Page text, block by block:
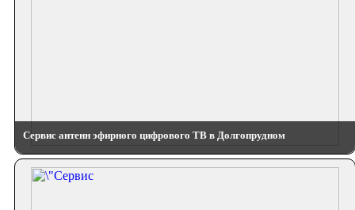
Сервис антенн эфирного цифрового ТВ в Долгопрудном